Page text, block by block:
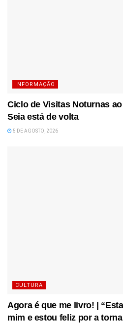
INFORMAÇÃO
Ciclo de Visitas Noturnas
Seia está de volta
5 DE AGOSTO, 2026
CULTURA
Agora é que me livro! |
mim e estou feliz por a